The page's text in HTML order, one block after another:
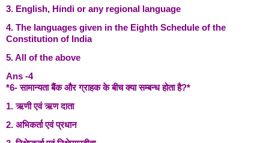
3. English, Hindi or any regional language
4. The languages given in the Eighth Schedule of the
Constitution of India
5. All of the above
Ans -4
*6- सामान्यता बैंक और ग्राहक के बीच क्या सम्बन्ध होता है?*
1. ऋणी एवं ऋण दाता
2. अभिकर्ता एवं प्रधान